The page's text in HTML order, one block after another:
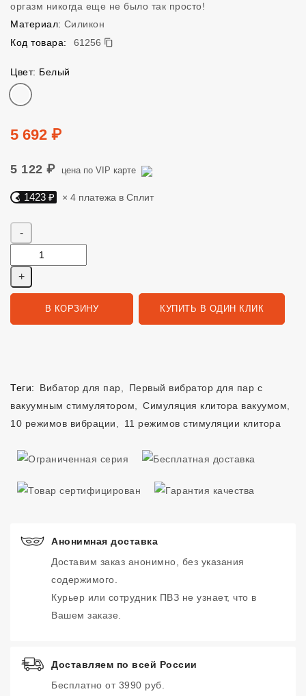
оргазм никогда еще не было так просто!
Материал: Силикон
Код товара:
61256
61256
Цвет: Белый
Цвет
Цена
5 692 ₽
5 122 ₽ цена по VIP карте
Яндекс Сплит. 1423 руб, 4 платежа в Сплит
1423 ₽ × 4 платежа в Сплит
В КОРЗИНУ КУПИТЬ В ОДИН КЛИК
Теги: Вибатор для пар
Первый вибратор для пар с
вакуумным стимулятором
Симуляция клитора вакуумом
10 режимов вибрации
11 режимов стимуляции клитора
Анонимная доставка
Доставим заказ анонимно, без указания
содержимого.
Курьер или сотрудник ПВЗ не узнает, что в
Вашем заказе.
Доставляем по всей России
Бесплатно от 3990 руб.